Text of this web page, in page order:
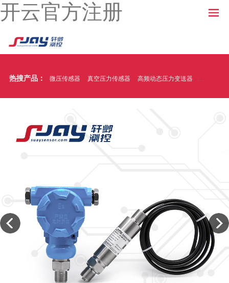
开云官方注册
热搜产品： 微压传感器 真空压力传感器 高频动态压力变送器 温压一体